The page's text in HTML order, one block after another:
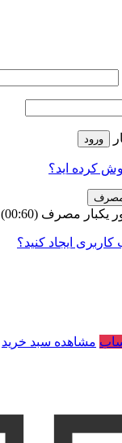
ورود
کرده اید؟
مصرف
یکبار مصرف (00:
60
)
ایجاد کنید؟
مشاهده سبد خرید